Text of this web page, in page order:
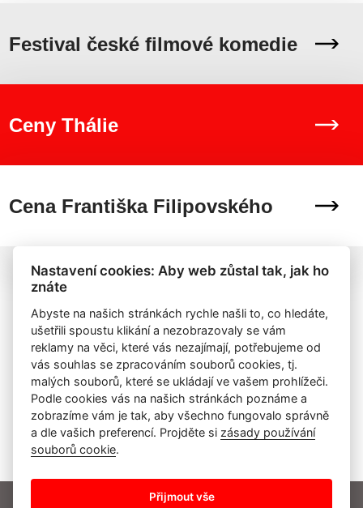
Festival české filmové komedie
Ceny Thálie
Cena Františka Filipovského
Nastavení cookies: Aby web zůstal tak, jak ho
znáte
Abyste na našich stránkách rychle našli to, co hledáte,
ušetřili spoustu klikání a nezobrazovaly se vám
reklamy na věci, které vás nezajímají, potřebujeme od
vás souhlas se zpracováním souborů cookies, tj.
malých souborů, které se ukládají ve vašem prohlížeči.
Podle cookies vás na našich stránkách poznáme a
zobrazíme vám je tak, aby všechno fungovalo správně
a dle vašich preferencí. Projděte si zásady používání
souborů cookie.
Přijmout vše